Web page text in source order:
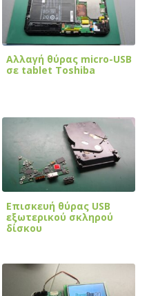
Αλλαγή θύρας micro-USB
σε tablet Toshiba
Επισκευή θύρας USB
εξωτερικού σκληρού
δίσκου